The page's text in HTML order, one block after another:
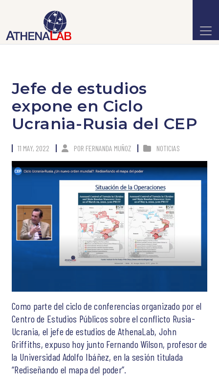
Jefe de estudios
expone en Ciclo
Ucrania-Rusia del CEP
11 MAY, 2022 POR FERNANDA MUÑOZ NOTICIAS
Como parte del ciclo de conferencias organizado por el
Centro de Estudios Públicos sobre el conflicto Rusia-
Ucrania, el jefe de estudios de AthenaLab, John
Griffiths, expuso hoy junto Fernando Wilson, profesor de
la Universidad Adolfo Ibáñez, en la sesión titulada
“Rediseñando el mapa del poder”.